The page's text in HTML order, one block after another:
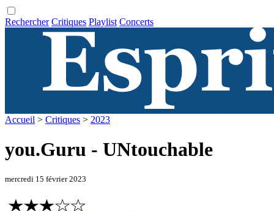
Rechercher Critiques Playlist Concerts
Accueil > Critiques > 2023
you.Guru - UNtouchable
mercredi 15 février 2023